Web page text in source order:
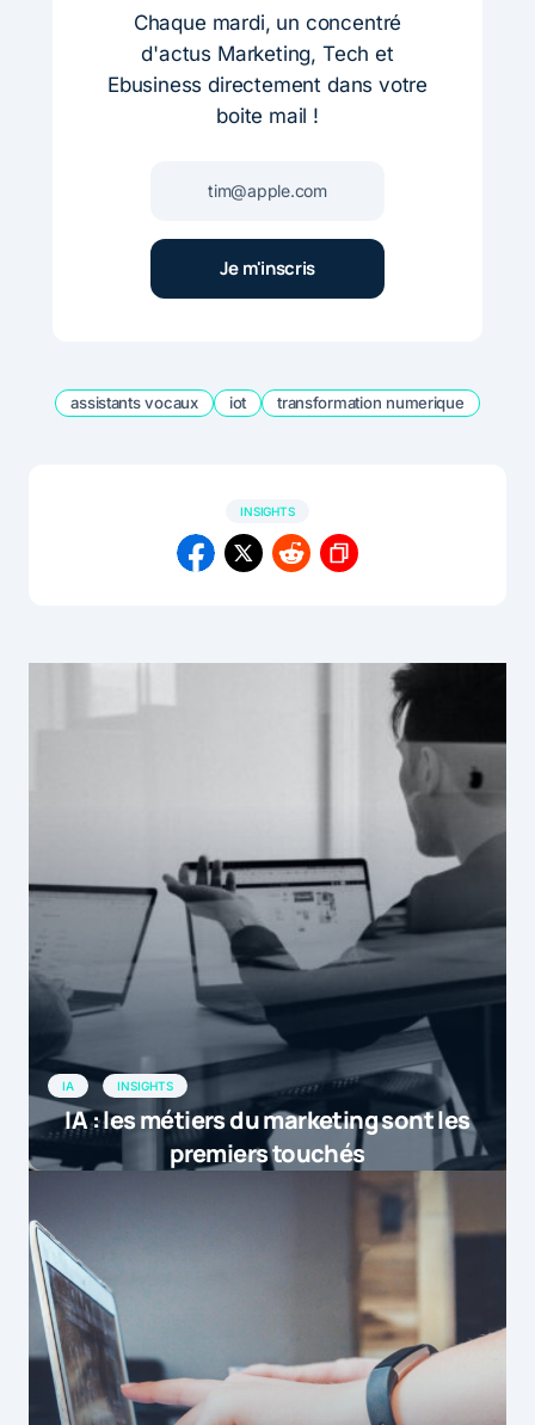
Chaque mardi, un concentré
d'actus Marketing, Tech et
Ebusiness directement dans votre
boite mail !
assistants vocaux iot transformation numerique
INSIGHTS
IA INSIGHTS
IA : les métiers du marketing sont les
premiers touchés